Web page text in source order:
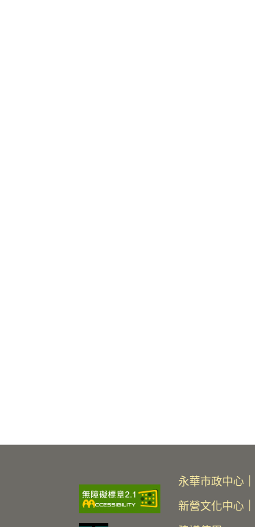
永華市政中心
新營文化中心